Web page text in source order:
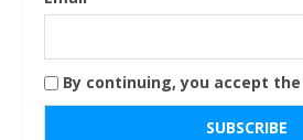
By continuing, you accept